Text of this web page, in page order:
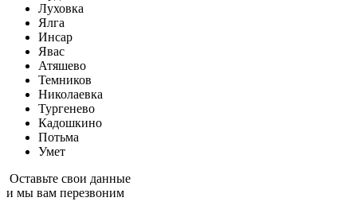
Луховка
Ялга
Инсар
Явас
Атяшево
Темников
Николаевка
Тургенево
Кадошкино
Потьма
Умет
Оставьте свои данные
и мы вам перезвоним